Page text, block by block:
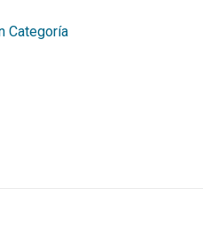
Categoría